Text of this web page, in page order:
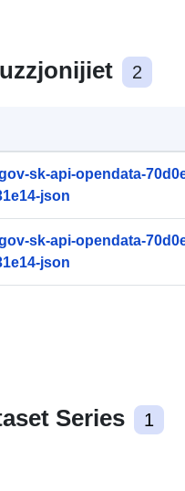
2
sk-api-opendata-
json
sk-api-opendata-
json
Series 1